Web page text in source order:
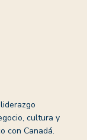
cultura y
con Canadá.